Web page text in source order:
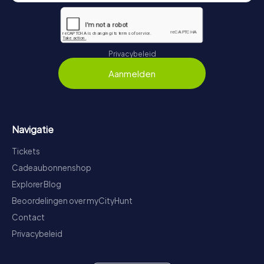
Privacybeleid
Aanmelden
Navigatie
Tickets
Cadeaubonnenshop
Explorer Blog
Beoordelingen over myCityHunt
Contact
Privacybeleid